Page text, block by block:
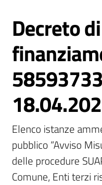
il
Comune
Portale
Associazioni
Newsletter
Prenota
appuntamento
Salta al contenuto
Decreto di
Elenco istanze
pubblico “Avviso
delle procedure
Comune, Enti terzi